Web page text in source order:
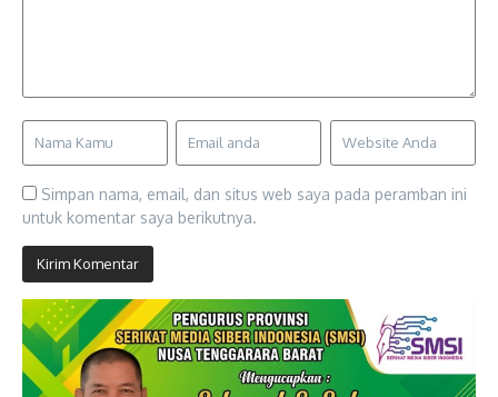
Simpan nama, email, dan situs web saya pada peramban ini
untuk komentar saya berikutnya.